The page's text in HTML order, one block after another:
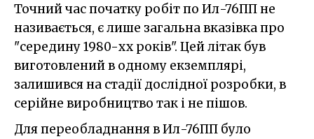
Точний час початку робіт по Ил-76ПП не
називається, є лише загальна вказівка про
"середину 1980-хх років". Цей літак був
виготовлений в одному екземплярі,
залишився на стадії дослідної розробки, в
серійне виробництво так і не пішов.
Для переобладнання в Ил-76ПП було